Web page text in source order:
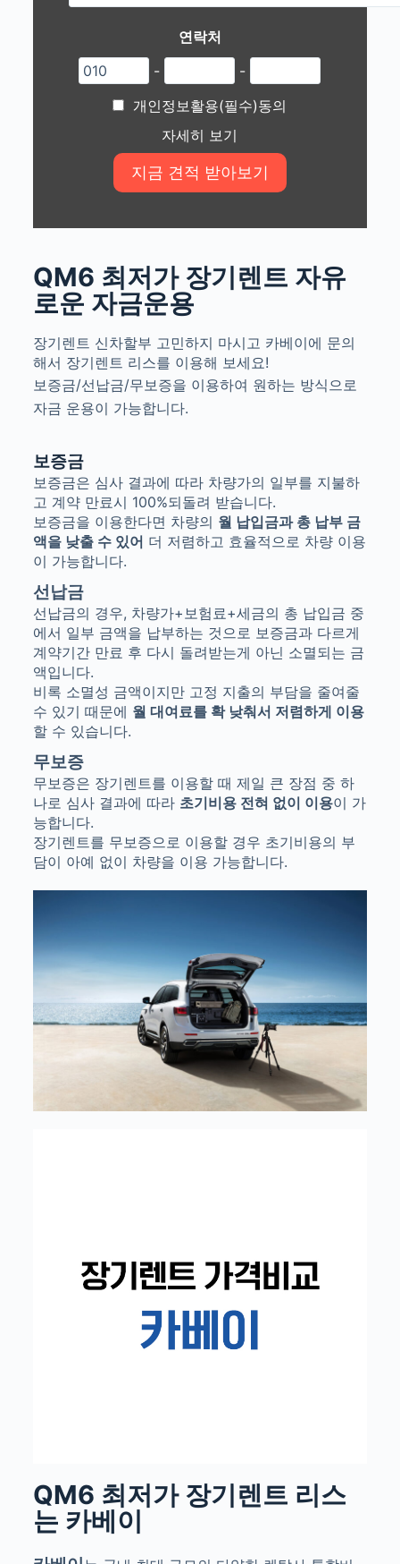
연락처
-
-
개인정보활용(필수)동의
자세히 보기
QM6 최저가 장기렌트 자유
로운 자금운용
장기렌트 신차할부 고민하지 마시고 카베이에 문의
해서 장기렌트 리스를 이용해 보세요!
보증금/선납금/무보증을 이용하여 원하는 방식으로
자금 운용이 가능합니다.
보증금
보증금은 심사 결과에 따라 차량가의 일부를 지불하
고 계약 만료시 100%되돌려 받습니다.
보증금을 이용한다면 차량의 월 납입금과 총 납부 금
액을 낮출 수 있어 더 저렴하고 효율적으로 차량 이용
이 가능합니다.
선납금
선납금의 경우, 차량가+보험료+세금의 총 납입금 중
에서 일부 금액을 납부하는 것으로 보증금과 다르게
계약기간 만료 후 다시 돌려받는게 아닌 소멸되는 금
액입니다.
비록 소멸성 금액이지만 고정 지출의 부담을 줄여줄
수 있기 때문에 월 대여료를 확 낮춰서 저렴하게 이용
할 수 있습니다.
무보증
무보증은 장기렌트를 이용할 때 제일 큰 장점 중 하
나로 심사 결과에 따라 초기비용 전혀 없이 이용이 가
능합니다.
장기렌트를 무보증으로 이용할 경우 초기비용의 부
담이 아예 없이 차량을 이용 가능합니다.
QM6 최저가 장기렌트 리스
는 카베이